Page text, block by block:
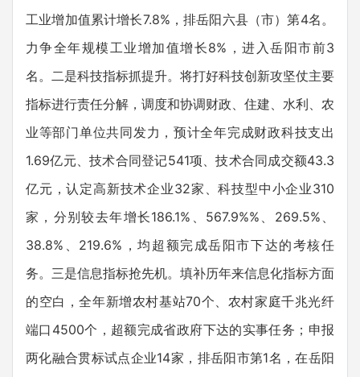
工业增加值累计增长7.8%，排岳阳六县（市）第4名。
力争全年规模工业增加值增长8%，进入岳阳市前3
名。二是科技指标抓提升。将打好科技创新攻坚仗主要
指标进行责任分解，调度和协调财政、住建、水利、农
业等部门单位共同发力，预计全年完成财政科技支出
1.69亿元、技术合同登记541项、技术合同成交额43.3
亿元，认定高新技术企业32家、科技型中小企业310
家，分别较去年增长186.1%、567.9%%、269.5%、
38.8%、219.6%，均超额完成岳阳市下达的考核任
务。三是信息指标抢先机。填补历年来信息化指标方面
的空白，全年新增农村基站70个、农村家庭千兆光纤
端口4500个，超额完成省政府下达的实事任务；申报
两化融合贯标试点企业14家，排岳阳市第1名，在岳阳